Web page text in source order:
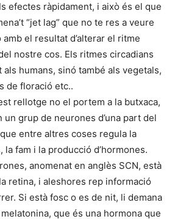
efectes ràpidament, i això és el que
“jet lag” que no te res a veure
el resultat d’alterar el ritme
nostre cos. Els ritmes circadians
humans, sinó també als vegetals,
de floració etc..
rellotge no el portem a la butxaca,
un grup de neurones d’una part del
entre altres coses regula la
fam i la producció d’hormones.
anomenat en anglès SCN, està
retina, i aleshores rep informació
Si està fosc o es de nit, li demana
que és una hormona que